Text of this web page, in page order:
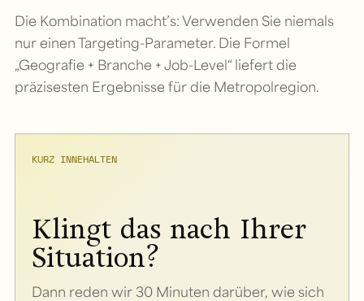
Die Kombination macht’s: Verwenden Sie niemals
nur einen Targeting-Parameter. Die Formel
„Geografie + Branche + Job-Level“ liefert die
präzisesten Ergebnisse für die Metropolregion.
KURZ INNEHALTEN
Klingt das nach Ihrer
Situation?
Dann reden wir 30 Minuten darüber, wie sich